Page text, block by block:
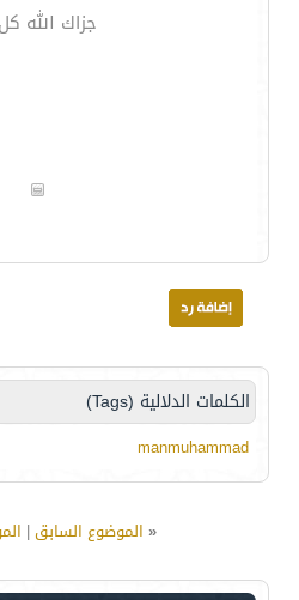
جزاك الله
الكلمات الدلالية (Tags)
manmuhammad
« الموضوع السابق|